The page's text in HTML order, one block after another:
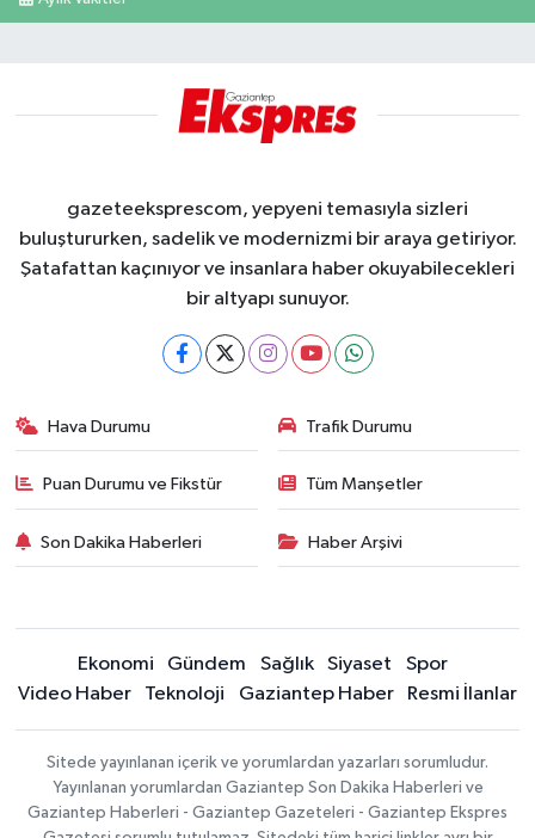
gazeteeksprescom, yepyeni temasıyla sizleri
buluştururken, sadelik ve modernizmi bir araya getiriyor.
Şatafattan kaçınıyor ve insanlara haber okuyabilecekleri
bir altyapı sunuyor.
Hava Durumu Trafik Durumu
Puan Durumu ve Fikstür Tüm Manşetler
Son Dakika Haberleri Haber Arşivi
Ekonomi Gündem Sağlık Siyaset
Spor
Video Haber
Teknoloji Gaziantep Haber Resmi İlanlar
Sitede yayınlanan içerik ve yorumlardan yazarları sorumludur.
Yayınlanan yorumlardan Gaziantep Son Dakika Haberleri ve
Gaziantep Haberleri - Gaziantep Gazeteleri - Gaziantep Ekspres